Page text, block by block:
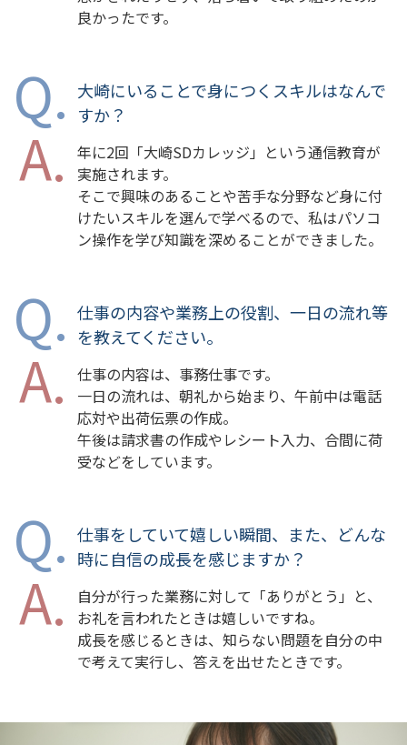
良かったです。
大崎にいることで身につくスキルはなんで
すか？
年に2回「大崎SDカレッジ」という通信教育が
実施されます。
そこで興味のあることや苦手な分野など身に付
けたいスキルを選んで学べるので、私はパソコ
ン操作を学び知識を深めることができました。
仕事の内容や業務上の役割、一日の流れ等
を教えてください。
仕事の内容は、事務仕事です。
一日の流れは、朝礼から始まり、午前中は電話
応対や出荷伝票の作成。
午後は請求書の作成やレシート入力、合間に荷
受などをしています。
仕事をしていて嬉しい瞬間、また、どんな
時に自信の成長を感じますか？
自分が行った業務に対して「ありがとう」と、
お礼を言われたときは嬉しいですね。
成長を感じるときは、知らない問題を自分の中
で考えて実行し、答えを出せたときです。